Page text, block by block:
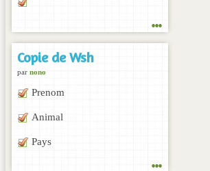
...
Copie de Wsh
par nono
Prenom
Animal
Pays
...